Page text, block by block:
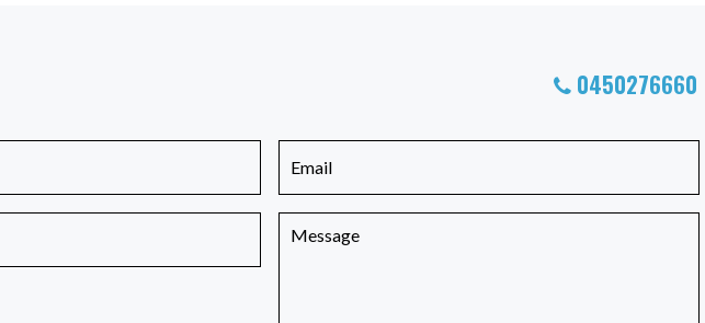
0450276660